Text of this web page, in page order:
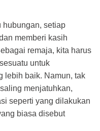
hubungan, setiap
memberi kasih
remaja, kita harus
untuk
lebih baik. Namun, tak
menjatuhkan,
seperti yang dilakukan
biasa disebut